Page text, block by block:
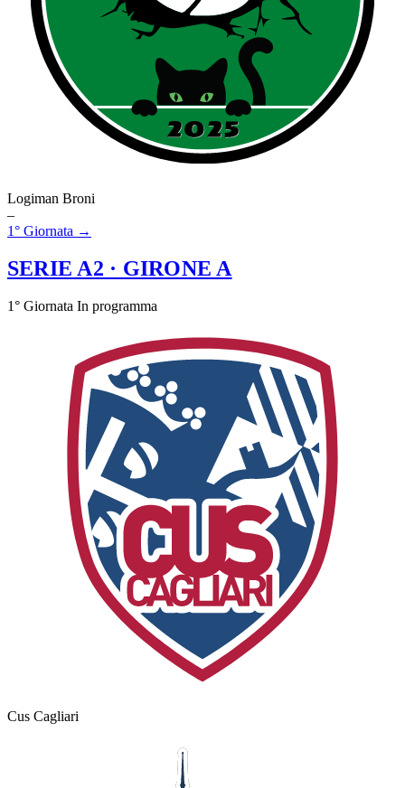
Logiman Broni
–
1° Giornata →
SERIE A2 · GIRONE A
1° Giornata In programma
Cus Cagliari